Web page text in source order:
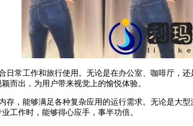
日常工作和旅行使用。无论是在办公室、咖啡厅，
而出，为用户带来视觉上的愉悦体验。
存，能够满足各种复杂应用的运行需求。无论是大
工作时，能够得心应手，事半功倍。